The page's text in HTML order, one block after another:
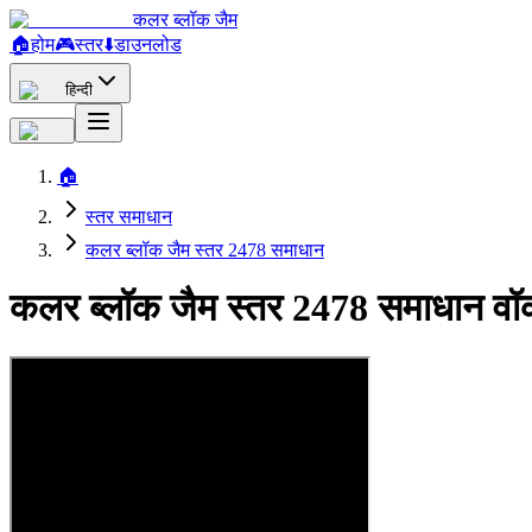
कलर ब्लॉक जैम
🏠होम🎮स्तर⬇️डाउनलोड
हिन्दी
🏠
स्तर समाधान
कलर ब्लॉक जैम स्तर 2478 समाधान
कलर ब्लॉक जैम स्तर 2478 समाधान